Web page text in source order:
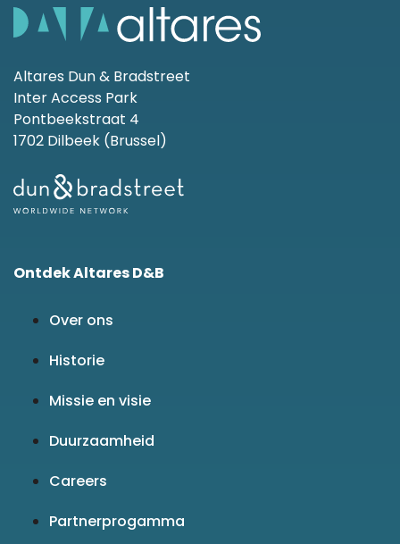
Altares Dun & Bradstreet
Inter Access Park
Pontbeekstraat 4
1702 Dilbeek (Brussel)
Ontdek Altares D&B
Over ons
Historie
Missie en visie
Duurzaamheid
Careers
Partnerprogamma